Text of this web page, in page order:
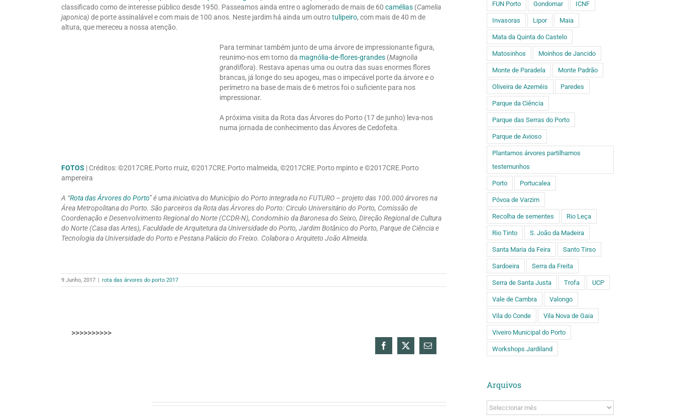
classificado como de interesse público desde 1950. Passeamos ainda entre o aglomerado de mais de 60 camélias (Camelia
japonica) de porte assinalável e com mais de 100 anos. Neste jardim há ainda um outrotulipeiro, com mais de 40 m de
altura, que mereceu a nossa atenção.
Para terminar também junto de uma árvore de impressionante figura,
reunimo-nos em torno da magnólia-de-flores-grandes (Magnolia
grandiflora). Restava apenas uma ou outra das suas enormes flores
brancas, já longe do seu apogeu, mas o impecável porte da árvore e o
perímetro na base de mais de 6 metros foi o suficiente para nos
impressionar.
A próxima visita da Rota das Árvores do Porto (17 de junho) leva-nos
numa jornada de conhecimento das Árvores de Cedofeita.
FOTOS | Créditos: ©2017CRE.Porto rruiz, ©2017CRE.Porto malmeida, ©2017CRE.Porto mpinto e ©2017CRE.Porto
ampereira
A “Rota das Árvores do Porto” é uma iniciativa do Município do Porto integrada no FUTURO – projeto das 100.000 árvores na
Área Metropolitana do Porto. São parceiros da Rota das Árvores do Porto: Circulo Universitário do Porto, Comissão de
Coordenação e Desenvolvimento Regional do Norte (CCDR-N), Condomínio da Baronesa do Seixo, Direção Regional de Cultura
do Norte (Casa das Artes), Faculdade de Arquitetura da Universidade do Porto, Jardim Botânico do Porto, Parque de Ciência e
Tecnologia da Universidade do Porto e Pestana Palácio do Freixo. Colabora o Arquiteto João Almeida.
9 Junho, 2017 | rota das árvores do porto 2017
>>>>>>>>>>
Facebook
X
Email
(necessário
FUN Porto Gondomar ICNF
Invasoras Lipor Maia
Mata da Quinta do Castelo
Matosinhos Moinhos de Jancido
Monte de Paradela Monte Padrão
Oliveira de Azeméis Paredes
Parque da Ciência
Parque das Serras do Porto
Parque de Avioso
Plantamos árvores partilhamos
testemunhos
Porto Portucalea
Póvoa de Varzim
Recolha de sementes Rio Leça
Rio Tinto S. João da Madeira
Santa Maria da Feira Santo Tirso
Sardoeira Serra da Freita
Serra de Santa Justa Trofa UCP
Vale de Cambra Valongo
Vila do Conde Vila Nova de Gaia
Viveiro Municipal do Porto
Workshops Jardiland
Arquivos
Arquivos